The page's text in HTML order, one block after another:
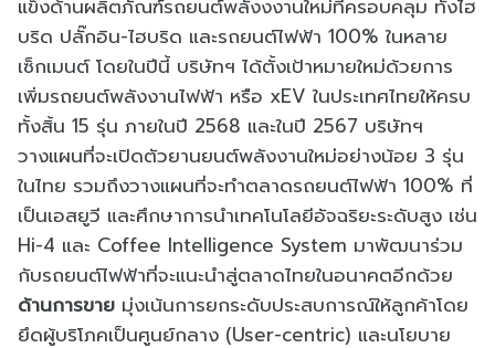
แข็งด้านผลิตภัณฑ์รถยนต์พลังงงานใหม่ที่ครอบคลุม ทั้งไฮ
บริด ปลั๊กอิน-ไฮบริด และรถยนต์ไฟฟ้า 100% ในหลาย
เซ็กเมนต์ โดยในปีนี้ บริษัทฯ ได้ตั้งเป้าหมายใหม่ด้วยการ
เพิ่มรถยนต์พลังงานไฟฟ้า หรือ xEV ในประเทศไทยให้ครบ
ทั้งสิ้น 15 รุ่น ภายในปี 2568 และในปี 2567 บริษัทฯ
วางแผนที่จะเปิดตัวยานยนต์พลังงานใหม่อย่างน้อย 3 รุ่น
ในไทย รวมถึงวางแผนที่จะทำตลาดรถยนต์ไฟฟ้า 100% ที่
เป็นเอสยูวี และศึกษาการนำเทคโนโลยีอัจฉริยะระดับสูง เช่น
Hi-4 และ Coffee Intelligence System มาพัฒนาร่วม
กับรถยนต์ไฟฟ้าที่จะแนะนำสู่ตลาดไทยในอนาคตอีกด้วย
ด้านการขาย มุ่งเน้นการยกระดับประสบการณ์ให้ลูกค้าโดย
ยึดผู้บริโภคเป็นศูนย์กลาง (User-centric) และนโยบาย